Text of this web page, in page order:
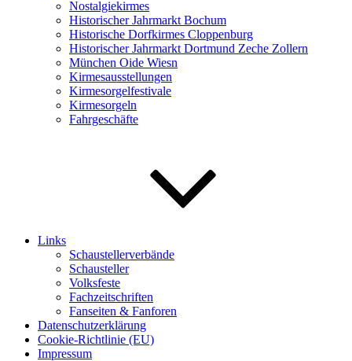
Nostalgiekirmes
Historischer Jahrmarkt Bochum
Historische Dorfkirmes Cloppenburg
Historischer Jahrmarkt Dortmund Zeche Zollern
München Oide Wiesn
Kirmesausstellungen
Kirmesorgelfestivale
Kirmesorgeln
Fahrgeschäfte
Links
Schaustellerverbände
Schausteller
Volksfeste
Fachzeitschriften
Fanseiten & Fanforen
Datenschutzerklärung
Cookie-Richtlinie (EU)
Impressum